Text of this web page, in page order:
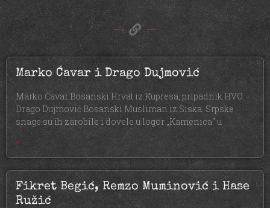
Marko Ćavar i Drago Dujmović
Marko Ćavar Bosanski Hrvat iz Kupresa, pripadnik HVO.
Drago Dujmović Bosanski Musliman iz Siska. Srpske
snage su ih zarobile i dovele u logor „Kamenica“ u
»
Fikret Begić, Remzo Muminović i Hase
Ružić